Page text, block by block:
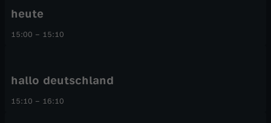
heute
15:00 – 15:10
hallo deutschland
15:10 – 16:10